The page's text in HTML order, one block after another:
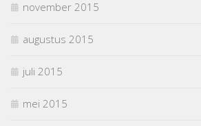
november 2015
augustus 2015
juli 2015
mei 2015